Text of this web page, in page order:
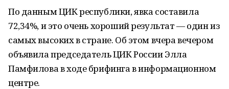
По данным ЦИК республики, явка составила
72,34%, и это очень хороший результат — один из
самых высоких в стране. Об этом вчера вечером
объявила председатель ЦИК России Элла
Памфилова в ходе брифинга в информационном
центре.